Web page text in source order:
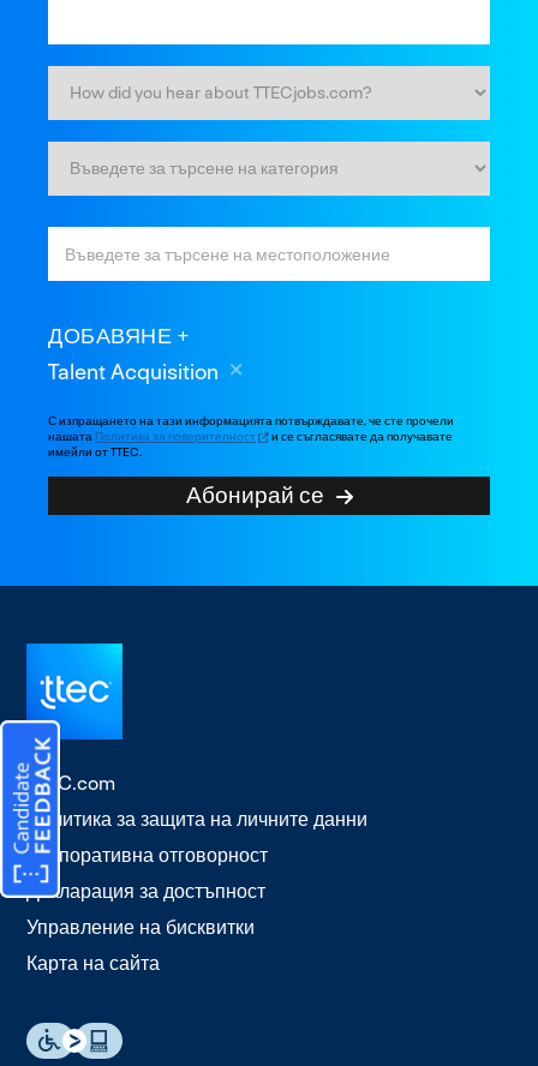
ДОБАВЯНЕ
Talent Acquisition
С изпращането на тази информацията потвърждавате, че сте прочели
нашата Политика за поверителност
и се съгласявате да получавате
имейли от TTEC.
Абонирай се
TTEC.com
Политика за защита на личните данни
Корпоративна отговорност
Декларация за достъпност
Управление на бисквитки
Карта на сайта